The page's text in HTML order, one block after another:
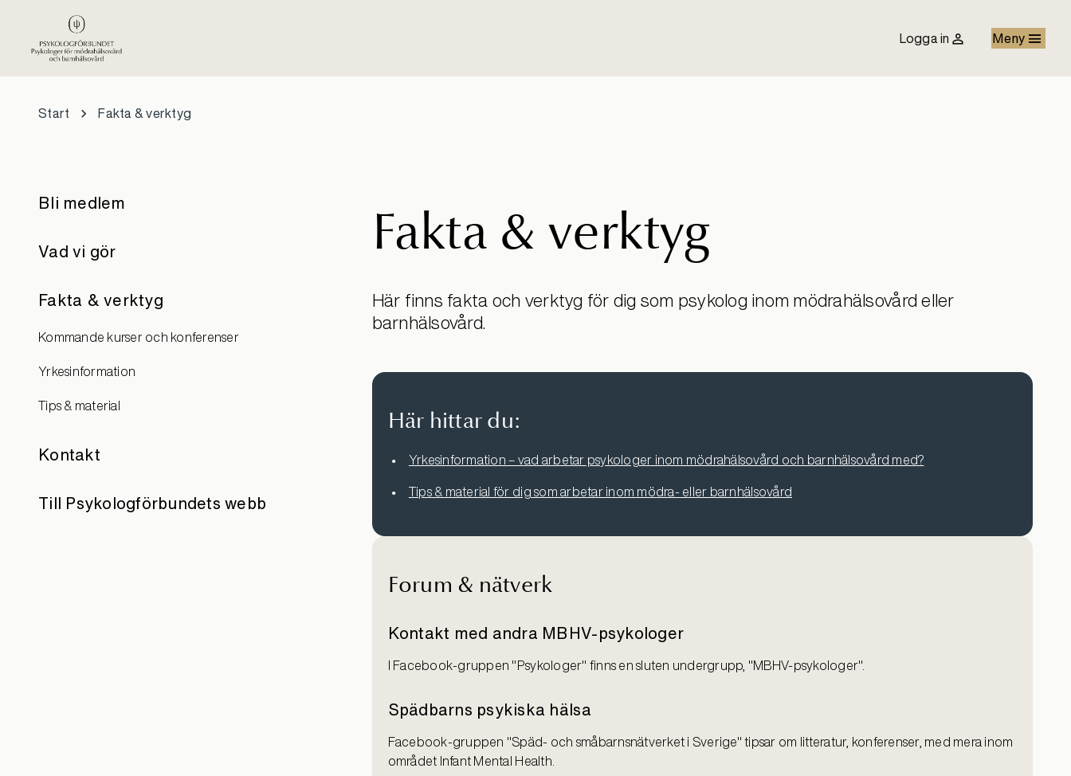
Logga in
Meny
Start Fakta & verktyg
Bli medlem
Vad vi gör
Fakta & verktyg
Kommande kurser och konferenser
Yrkesinformation
Tips & material
Kontakt
Till Psykologförbundets webb
Fakta & verktyg
Här finns fakta och verktyg för dig som psykolog inom mödrahälsovård eller
barnhälsovård.
Här hittar du:
Yrkesinformation – vad arbetar psykologer inom mödrahälsovård och barnhälsovård med?
Tips & material för dig som arbetar inom mödra- eller barnhälsovård
Forum & nätverk
Kontakt med andra MBHV-psykologer
I Facebook-gruppen "Psykologer" finns en sluten undergrupp, "MBHV-psykologer".
Spädbarns psykiska hälsa
Facebook-gruppen "Späd- och småbarnsnätverket i Sverige" tipsar om litteratur, konferenser, med mera inom
området Infant Mental Health.